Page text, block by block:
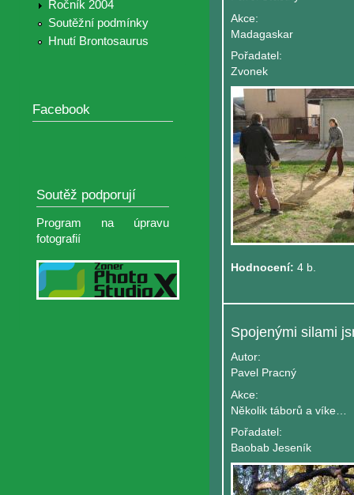
Ročník 2004
Soutěžní podmínky
Hnutí Brontosaurus
Facebook
Soutěž podporují
Program na úpravu
fotografií
Akce:
Madagaskar
Pořadatel:
Zvonek
Hodnocení: 4 b.
Autor:
Pavel Pracný
Akce:
Pořadatel:
Baobab Jeseník